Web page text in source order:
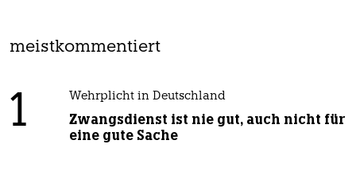
meistkommentiert
1 Wehrplicht in Deutschland
Zwangsdienst ist nie gut, auch nicht für
eine gute Sache